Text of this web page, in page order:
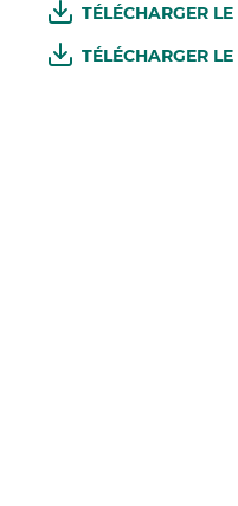
TÉLÉCHARGER
TÉLÉCHARGER